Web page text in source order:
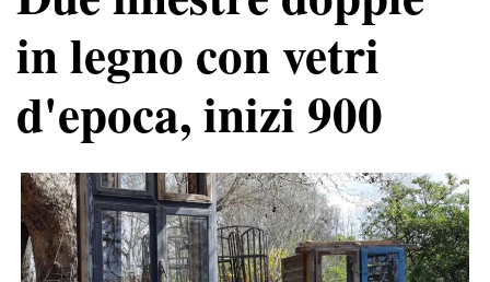
pane
in legno con vetri
d'epoca, inizi 900